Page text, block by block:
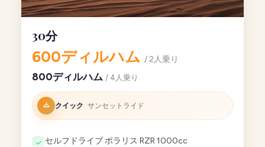
30分
600ディルハム / 2人乗り
800ディルハム / 4人乗り
クイック サンセットライド
セルフドライブ ポラリス RZR 1000cc